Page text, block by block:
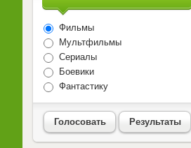
Фильмы
Мультфильмы
Сериалы
Боевики
Фантастику
Голосовать Результаты